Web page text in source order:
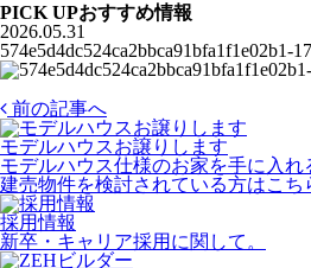
PICK UPおすすめ情報
2026.05.31
574e5d4dc524ca2bbca91bfa1f1e02b1-
前の記事へ
モデルハウスお譲りします
モデルハウス仕様のお家を手に入れ
建売物件を検討されている方はこち
採用情報
新卒・キャリア採用に関して。